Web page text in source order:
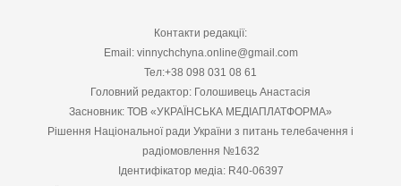
Контакти редакції:
Email: vinnychchyna.online@gmail.com
Тел:+38 098 031 08 61
Головний редактор: Голошивець Анастасія
Засновник: ТОВ «УКРАЇНСЬКА МЕДІАПЛАТФОРМА»
Рішення Національної ради України з питань телебачення і
радіомовлення №1632
Ідентифікатор медіа: R40-06397